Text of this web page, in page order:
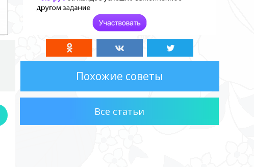
Похожие советы
Все статьи